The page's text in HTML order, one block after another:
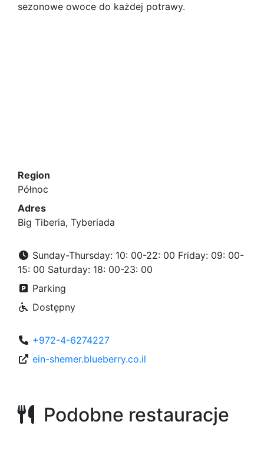
sezonowe owoce do każdej potrawy.
Region
Północ
Adres
Big Tiberia, Tyberiada
Sunday-Thursday: 10: 00-22: 00 Friday: 09: 00-
15: 00 Saturday: 18: 00-23: 00
Parking
Dostępny
+972-4-6274227
ein-shemer.blueberry.co.il
Podobne restauracje